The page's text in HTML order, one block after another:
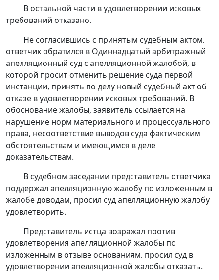
В остальной части в удовлетворении исковых
требований отказано.
Не согласившись с принятым судебным актом,
ответчик обратился в Одиннадцатый арбитражный
апелляционный суд с апелляционной жалобой, в
которой просит отменить решение суда первой
инстанции, принять по делу новый судебный акт об
отказе в удовлетворении исковых требований. В
обоснование жалобы, заявитель ссылается на
нарушение норм материального и процессуального
права, несоответствие выводов суда фактическим
обстоятельствам и имеющимся в деле
доказательствам.
В судебном заседании представитель ответчика
поддержал апелляционную жалобу по изложенным в
жалобе доводам, просил суд апелляционную жалобу
удовлетворить.
Представитель истца возражал против
удовлетворения апелляционной жалобы по
изложенным в отзыве основаниям, просил суд в
удовлетворении апелляционной жалобы отказать.